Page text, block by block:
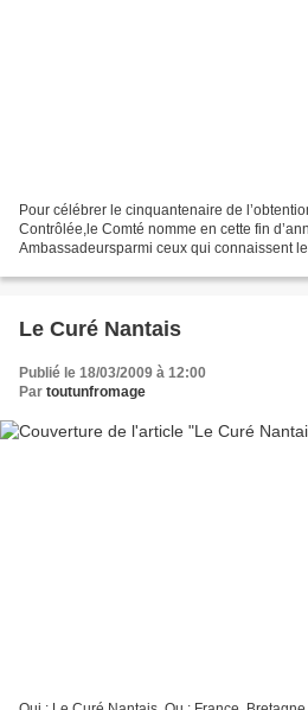
Pour célébrer le cinquantenaire de
Contrôlée,le Comté nomme en cette fin
Ambassadeursparmi ceux qui connaissent le
Le Curé Nantais
Publié le 18/03/2009 à 12:00
Par toutunfromage